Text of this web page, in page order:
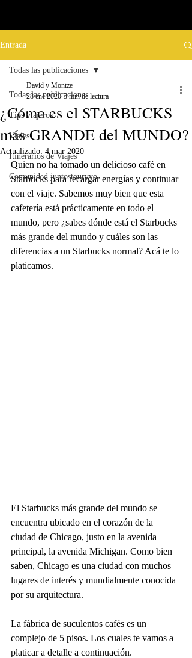
Entrada
Todas las publicaciones
Tips viajeros
Viajes
Itinerarios de Viajes
Comunidad juntostouryyo
Todas las publicaciones
¿Cómo es el STARBUCKS
más GRANDE del MUNDO?
David y Montze
28 ene 2020 3 min de lectura
Actualizado: 4 mar 2020
Quien no ha tomado un delicioso café en
Starbucks para recargar energías y continuar
con el viaje. Sabemos muy bien que esta
cafetería está prácticamente en todo el
mundo, pero ¿sabes dónde está el Starbucks
más grande del mundo y cuáles son las
diferencias a un Starbucks normal? Acá te lo
platicamos.
El Starbucks más grande del mundo se
encuentra ubicado en el corazón de la
ciudad de Chicago, justo en la avenida
principal, la avenida Michigan. Como bien
saben, Chicago es una ciudad con muchos
lugares de interés y mundialmente conocida
por su arquitectura.
La fábrica de suculentos cafés es un
complejo de 5 pisos. Los cuales te vamos a
platicar a detalle a continuación.